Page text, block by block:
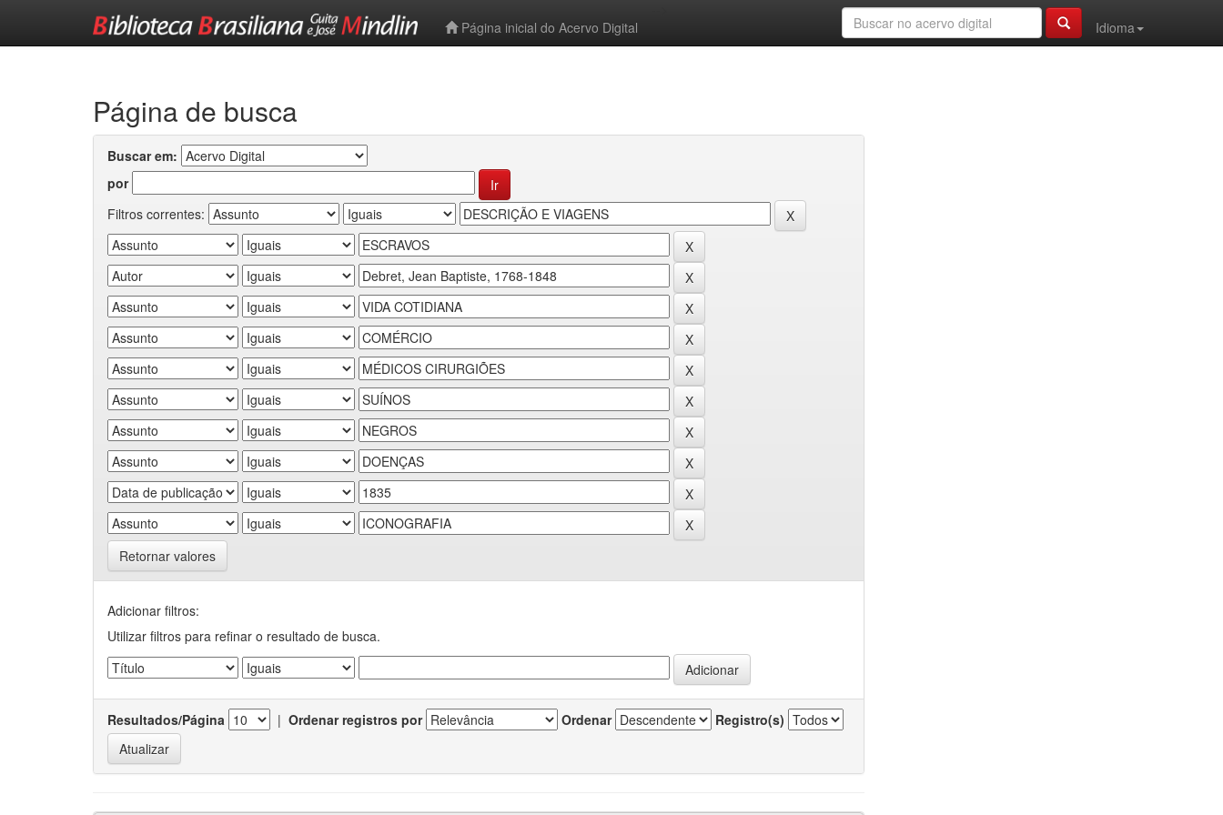
Página inicial do Acervo Digital
Idioma
Página de busca
Buscar em:
por
Filtros correntes:
Retornar valores
Adicionar filtros:
Utilizar filtros para refinar o resultado de busca.
Resultados/Página | Ordenar registros por Ordenar Registro(s)